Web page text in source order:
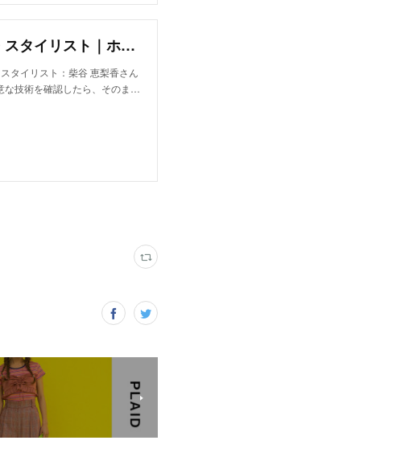
柴谷 恵梨香｜ブロック(bloc)の美容師・スタイリスト｜ホットペッパービューティー
タイリスト：柴谷 恵梨香さん
な技術を確認したら、そのま…